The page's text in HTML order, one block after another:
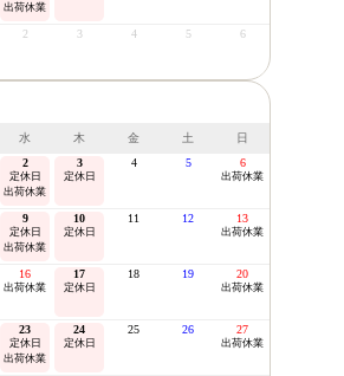
出荷休業
2 3 4 5 6
水 木 金 土
日
2
定休日
出荷休業
3
定休日
4 5 6
出荷休業
9
定休日
出荷休業
10
定休日
11 12 13
出荷休業
16
出荷休業
17
定休日
18 19 20
出荷休業
23
定休日
出荷休業
24
定休日
25 26 27
出荷休業